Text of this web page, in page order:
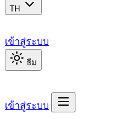
TH
เข้าสู่ระบบ
ธีม
เข้าสู่ระบบ